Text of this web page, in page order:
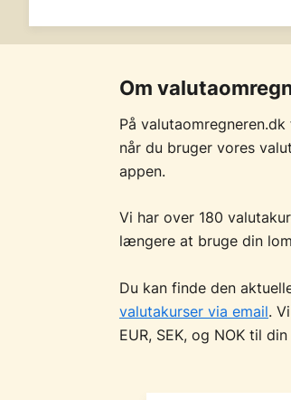
Om
På
når du bruger vores
appen.
Vi har over 180
længere at bruge din
Du kan finde den
valutakurser via email.
EUR, SEK, og NOK til